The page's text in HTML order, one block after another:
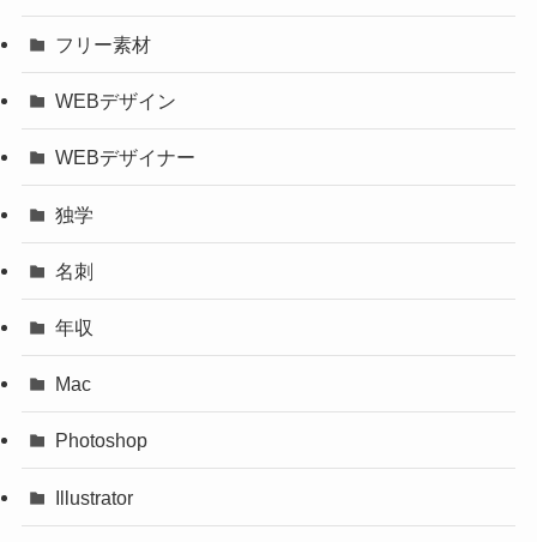
フリー素材
WEBデザイン
WEBデザイナー
独学
名刺
年収
Mac
Photoshop
Illustrator